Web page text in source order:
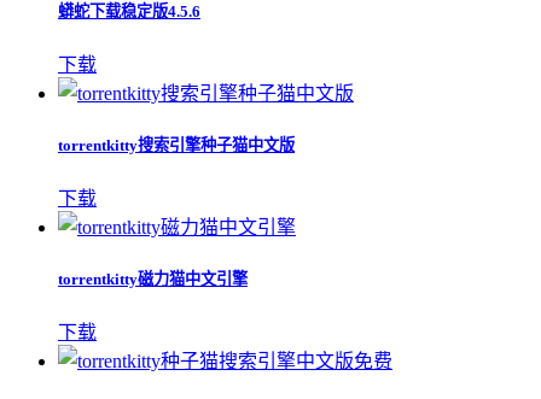
蟒蛇下载稳定版4.5.6
下载
torrentkitty搜索引擎种子猫中文版
下载
torrentkitty磁力猫中文引擎
下载